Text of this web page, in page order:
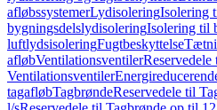
afløbssystemerLydisoleringIsolering
bygningsdelslydisoleringIsolering til
luftlydsisoleringFugtbeskyttelse
afløbVentilationsventilerReservedele
Ventilationsventiler
tagafløbTagbrøndeReservedele til